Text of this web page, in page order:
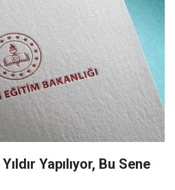
Yapılıyor, Bu Sene